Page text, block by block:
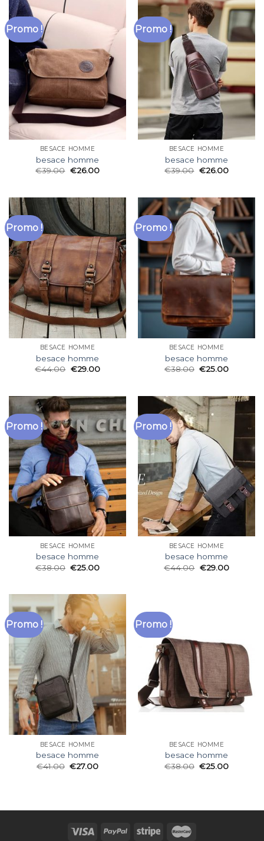
Promo !
BESACE HOMME
besace homme
€39.00 €26.00
Promo !
BESACE HOMME
besace homme
€39.00 €26.00
Promo !
BESACE HOMME
besace homme
€44.00 €29.00
Promo !
BESACE HOMME
besace homme
€38.00 €25.00
Promo !
BESACE HOMME
besace homme
€38.00 €25.00
Promo !
BESACE HOMME
besace homme
€44.00 €29.00
Promo !
BESACE HOMME
besace homme
€41.00 €27.00
Promo !
BESACE HOMME
besace homme
€38.00 €25.00